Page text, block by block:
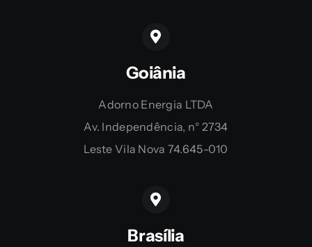
Goiânia
Adorno Energia LTDA
Av. Independência, n° 2734
Leste Vila Nova 74.645-010
Brasília